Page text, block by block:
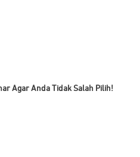
Agar Anda Tidak Salah Pilih!